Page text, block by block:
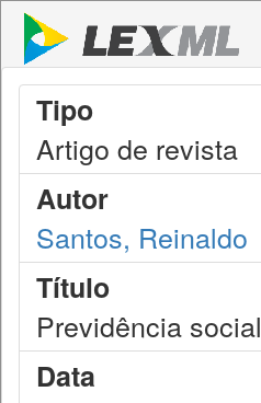
Tipo
Artigo de revista
Autor
Santos, Reinaldo
Título
Previdência social
Data